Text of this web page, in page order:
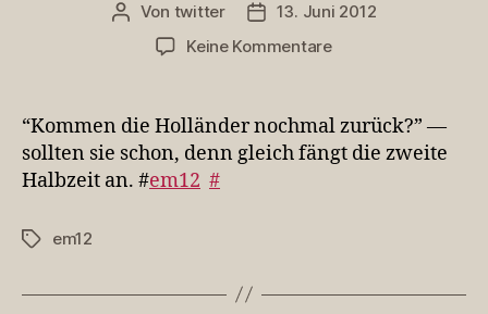
Beitragsautor
Von twitter Veröffentlichungsdatum
13. Juni 2012
Keine Kommentarezu
Holländer
nochm…
“Kommen die Holländer nochmal zurück?” —
sollten sie schon, denn gleich fängt die zweite
Halbzeit an. #em12 #
Schlagwörter
em12